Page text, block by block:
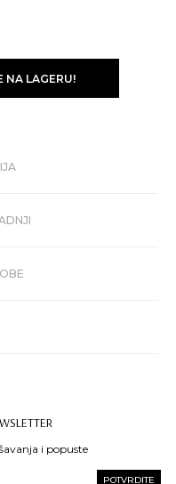
NA LAGERU!
i popuste